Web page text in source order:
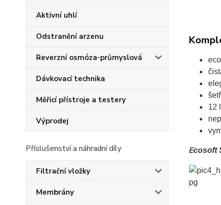
Aktivní uhlí
Odstranění arzenu
Reverzní osmóza-průmyslová
Dávkovací technika
Měřicí přístroje a testery
Výprodej
Příslušenství a náhradní díly
Filtrační vložky
Membrány
12
Ecosoft